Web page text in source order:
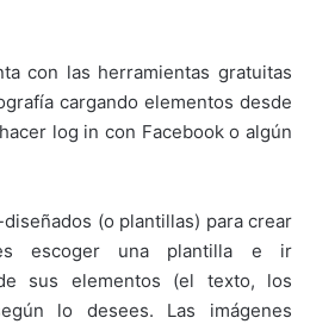
con las herramientas gratuitas
cargando elementos desde
log in con Facebook o algún
(o plantillas) para crear
escoger una plantilla e ir
sus elementos (el texto, los
lo desees. Las imágenes